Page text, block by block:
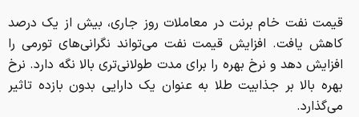
قیمت نفت خام برنت در معاملات روز جاری، بیش از یک درصد
کاهش یافت. افزایش قیمت نفت می‌تواند نگرانی‌های تورمی را
افزایش دهد و نرخ بهره را برای مدت طولانی‌تری بالا نگه دارد. نرخ
بهره بالا بر جذابیت طلا به عنوان یک دارایی بدون بازده تاثیر
می‌گذارد.